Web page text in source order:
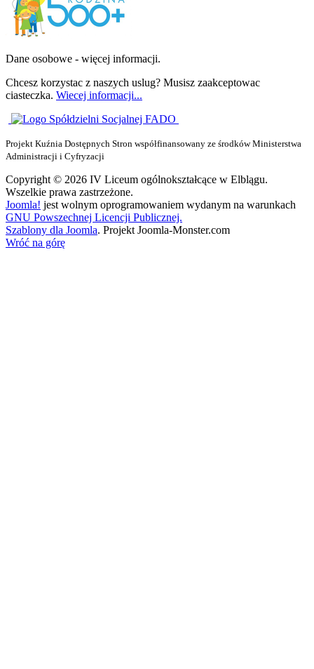
Dane osobowe - więcej informacji.
Chcesz korzystac z naszych uslug? Musisz zaakceptowac
ciasteczka. Wiecej informacji...
Projekt Kuźnia Dostępnych Stron współfinansowany ze środków Ministerstwa
Administracji i Cyfryzacji
Copyright © 2026 IV Liceum ogólnokształcące w Elblągu.
Wszelkie prawa zastrzeżone.
Joomla! jest wolnym oprogramowaniem wydanym na warunkach
GNU Powszechnej Licencji Publicznej.
Szablony dla Joomla. Projekt Joomla-Monster.com
Wróć na górę